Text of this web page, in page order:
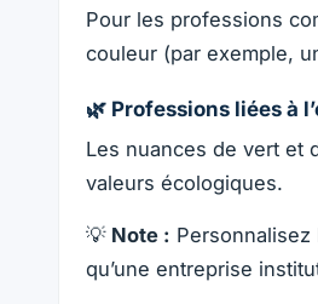
Pour les professions
couleur (par exemple,
🌿 Professions liées à
Les nuances de vert et
valeurs écologiques.
💡 Note :
qu’une entreprise